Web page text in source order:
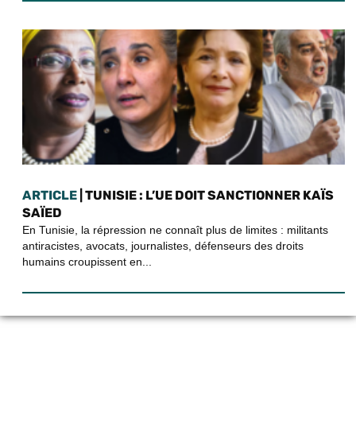
ARTICLE | TUNISIE : L’UE DOIT SANCTIONNER KAÏS
SAÏED
En Tunisie, la répression ne connaît plus de limites : militants
antiracistes, avocats, journalistes, défenseurs des droits
humains croupissent en...